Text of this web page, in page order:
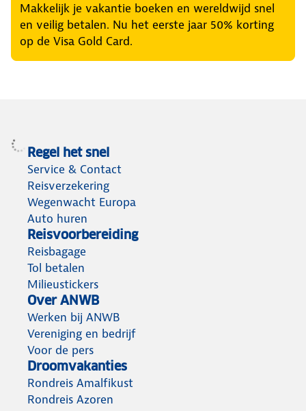
Makkelijk je vakantie boeken en wereldwijd snel
en veilig betalen. Nu het eerste jaar 50% korting
op de Visa Gold Card.
Regel het snel
Service & Contact
Reisverzekering
Wegenwacht Europa
Auto huren
Reisvoorbereiding
Reisbagage
Tol betalen
Milieustickers
Over ANWB
Werken bij ANWB
Vereniging en bedrijf
Voor de pers
Droomvakanties
Rondreis Amalfikust
Rondreis Azoren